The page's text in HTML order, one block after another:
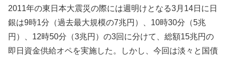
2011年の東日本大震災の際には週明けとなる3月14日に日
銀は9時1分（過去最大規模の7兆円）、10時30分（5兆
円）、12時50分（3兆円）の3回に分けて、総額15兆円の
即日資金供給オペを実施した。しかし、今回は淡々と国債